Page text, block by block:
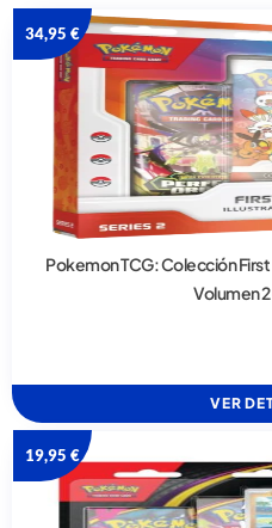
34,95 €
Pokemon TCG: Colección
Volumen
VER
19,95 €